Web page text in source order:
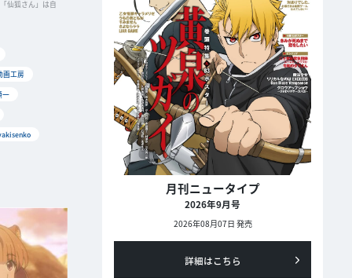
仙狐さん」は自
画工房
一
月刊ニュータイプ
2026年9月号
2026年08月07日 発売
詳細はこちら